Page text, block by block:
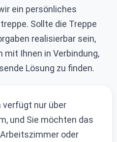
ein persönliches
Sollte die Treppe
realisierbar sein,
Ihnen in Verbindung,
Lösung zu finden.
verfügt nur über
und Sie möchten das
oder